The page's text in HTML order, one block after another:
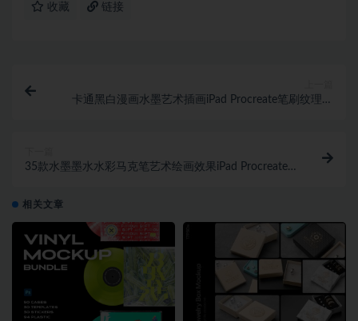
收藏 链接
卡通黑白漫画水墨艺术插画iPad Procreate笔刷纹理设
35款水墨墨水水彩马克笔艺术绘画效果iPad Procreate
相关文章